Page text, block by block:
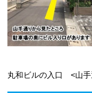
丸和ビルの入口 <山手